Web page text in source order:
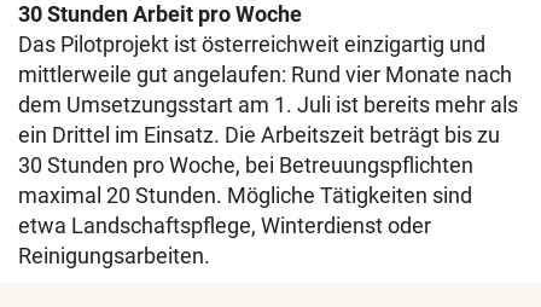
30 Stunden Arbeit pro Woche
Das Pilotprojekt ist österreichweit einzigartig und
mittlerweile gut angelaufen: Rund vier Monate nach
dem Umsetzungsstart am 1. Juli ist bereits mehr als
ein Drittel im Einsatz. Die Arbeitszeit beträgt bis zu
30 Stunden pro Woche, bei Betreuungspflichten
maximal 20 Stunden. Mögliche Tätigkeiten sind
etwa Landschaftspflege, Winterdienst oder
Reinigungsarbeiten.